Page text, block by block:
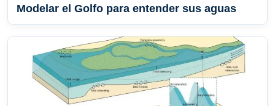
Modelar el Golfo para entender sus aguas